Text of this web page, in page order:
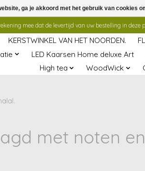
mee dat de levertijd van uw bestelling in deze
KERSTWINKEL VAN HET NOORDEN.
LED Kaarsen Home deluxe Art
High tea
WoodWick
met noten
ga je akkoord met het gebruik van cookies